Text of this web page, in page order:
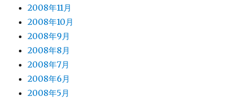
2008年11月
2008年10月
2008年9月
2008年8月
2008年7月
2008年6月
2008年5月